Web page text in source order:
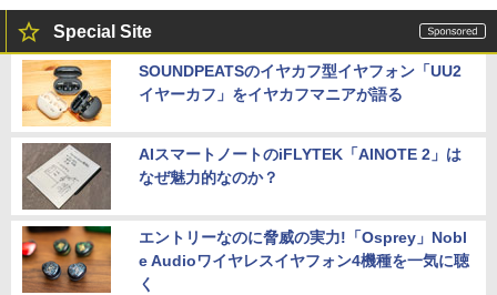
Special Site
SOUNDPEATSのイヤカフ型イヤフォン「UU2
イヤーカフ」をイヤカフマニアが語る
AIスマートノートのiFLYTEK「AINOTE 2」は
なぜ魅力的なのか？
エントリーなのに脅威の実力!「Osprey」Nobl
e Audioワイヤレスイヤフォン4機種を一気に聴
く